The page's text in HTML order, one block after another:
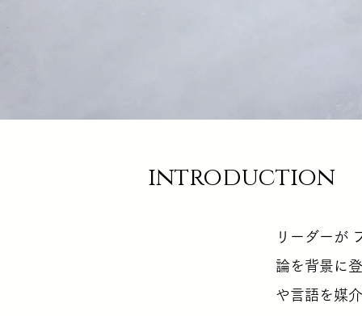
introduction
リーダーが
論を背景に
や言語を媒